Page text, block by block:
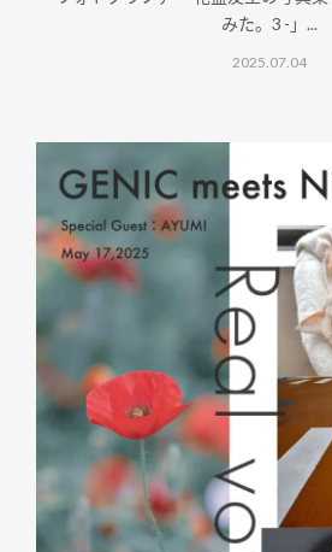
みた。3 -」...
2025.07.04